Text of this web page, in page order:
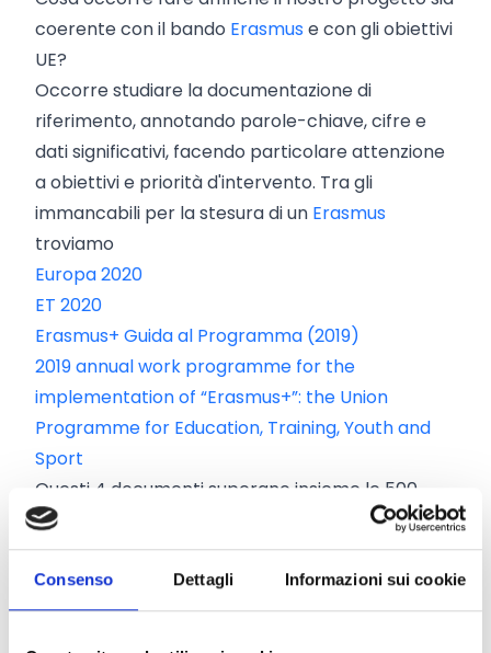
Consenso Dettagli Informazioni sui cookie
coerente con il bando Erasmus e con gli obiettivi
UE?
Occorre studiare la documentazione di
riferimento, annotando parole-chiave, cifre e
dati significativi, facendo particolare attenzione
a obiettivi e priorità d'intervento. Tra gli
immancabili per la stesura di un Erasmus
troviamo
Europa 2020
ET 2020
Erasmus+ Guida al Programma (2019)
2019 annual work programme for the
implementation of “Erasmus+”: the Union
Programme for Education, Training, Youth and
Sport
Questi 4 documenti superano insieme le 500
pagine, quindi armiamoci di evidenziatore e di
molta pazienza. Sicuramente lo sforzo iniziale
sarà intenso, ma una volta comprese le logiche
della Commissione, il processo di ideazione e